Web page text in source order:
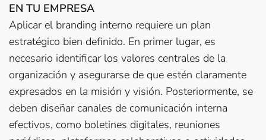
EN TU EMPRESA
Aplicar el branding interno requiere un plan
estratégico bien definido. En primer lugar, es
necesario identificar los valores centrales de la
organización y asegurarse de que estén claramente
expresados en la misión y visión. Posteriormente, se
deben diseñar canales de comunicación interna
efectivos, como boletines digitales, reuniones